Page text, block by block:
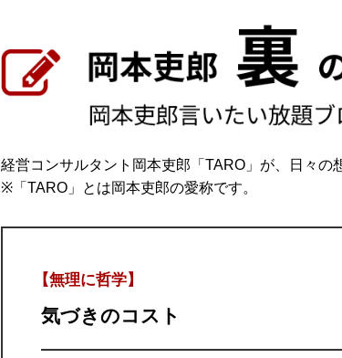
経営コンサルタント岡本吏郎「TARO」が、日々の
※「TARO」とは岡本吏郎の愛称です。
【無理に哲学】
気づきのコスト